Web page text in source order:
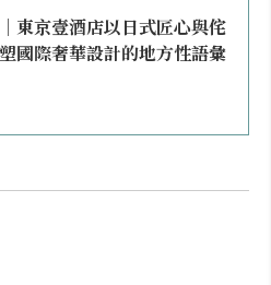
東京壹酒店以日式匠心與侘
國際奢華設計的地方性語彙